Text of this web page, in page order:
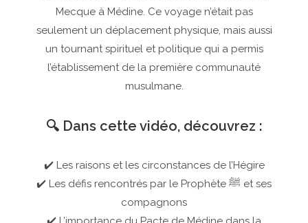
Mecque à Médine. Ce voyage n’était pas
seulement un déplacement physique, mais aussi
un tournant spirituel et politique qui a permis
l’établissement de la première communauté
musulmane.
🔍 Dans cette vidéo, découvrez :
✔️ Les raisons et les circonstances de l’Hégire
✔️ Les défis rencontrés par le Prophète ﷺ et ses
compagnons